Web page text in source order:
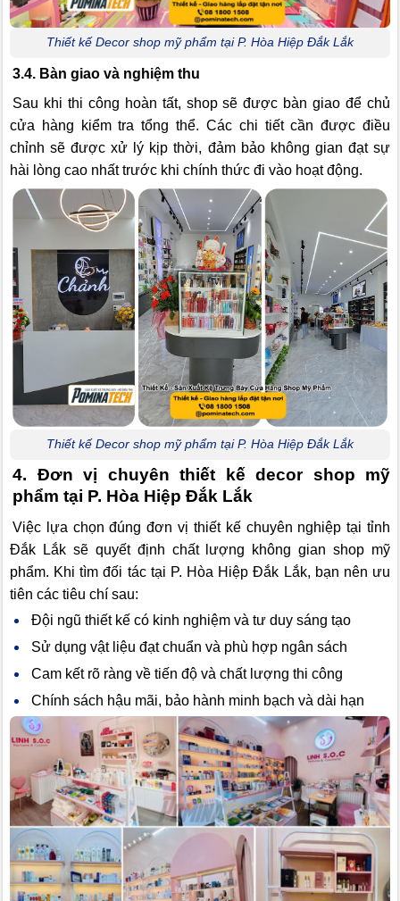
Thiết kế Decor shop mỹ phẩm tại P. Hòa Hiệp Đắk Lắk
3.4. Bàn giao và nghiệm thu
Sau khi thi công hoàn tất, shop sẽ được bàn giao để chủ
cửa hàng kiểm tra tổng thể. Các chi tiết cần được điều
chỉnh sẽ được xử lý kịp thời, đảm bảo không gian đạt sự
hài lòng cao nhất trước khi chính thức đi vào hoạt động.
Thiết kế Decor shop mỹ phẩm tại P. Hòa Hiệp Đắk Lắk
4. Đơn vị chuyên thiết kế decor shop mỹ
phẩm tại P. Hòa Hiệp Đắk Lắk
Việc lựa chọn đúng đơn vị thiết kế chuyên nghiệp tại tỉnh
Đắk Lắk sẽ quyết định chất lượng không gian shop mỹ
phẩm. Khi tìm đối tác tại P. Hòa Hiệp Đắk Lắk, bạn nên ưu
tiên các tiêu chí sau:
Đội ngũ thiết kế có kinh nghiệm và tư duy sáng tạo
Sử dụng vật liệu đạt chuẩn và phù hợp ngân sách
Cam kết rõ ràng về tiến độ và chất lượng thi công
Chính sách hậu mãi, bảo hành minh bạch và dài hạn